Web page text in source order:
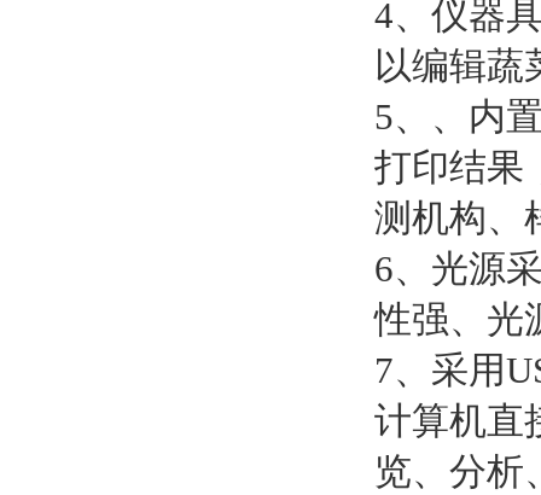
4、仪器
以编辑蔬
5、、内
打印结果
测机构、
6、光源
性强、光
7、采用
计算机直
览、分析